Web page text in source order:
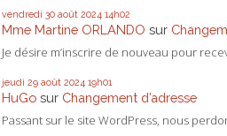
vendredi 30 août 2024 14h02
Mme Martine ORLANDO sur
Je désire m’inscrire de nouveau pour
jeudi 29 août 2024 19h01
HuGo sur Changement d’adresse
Passant sur le site WordPress, nous